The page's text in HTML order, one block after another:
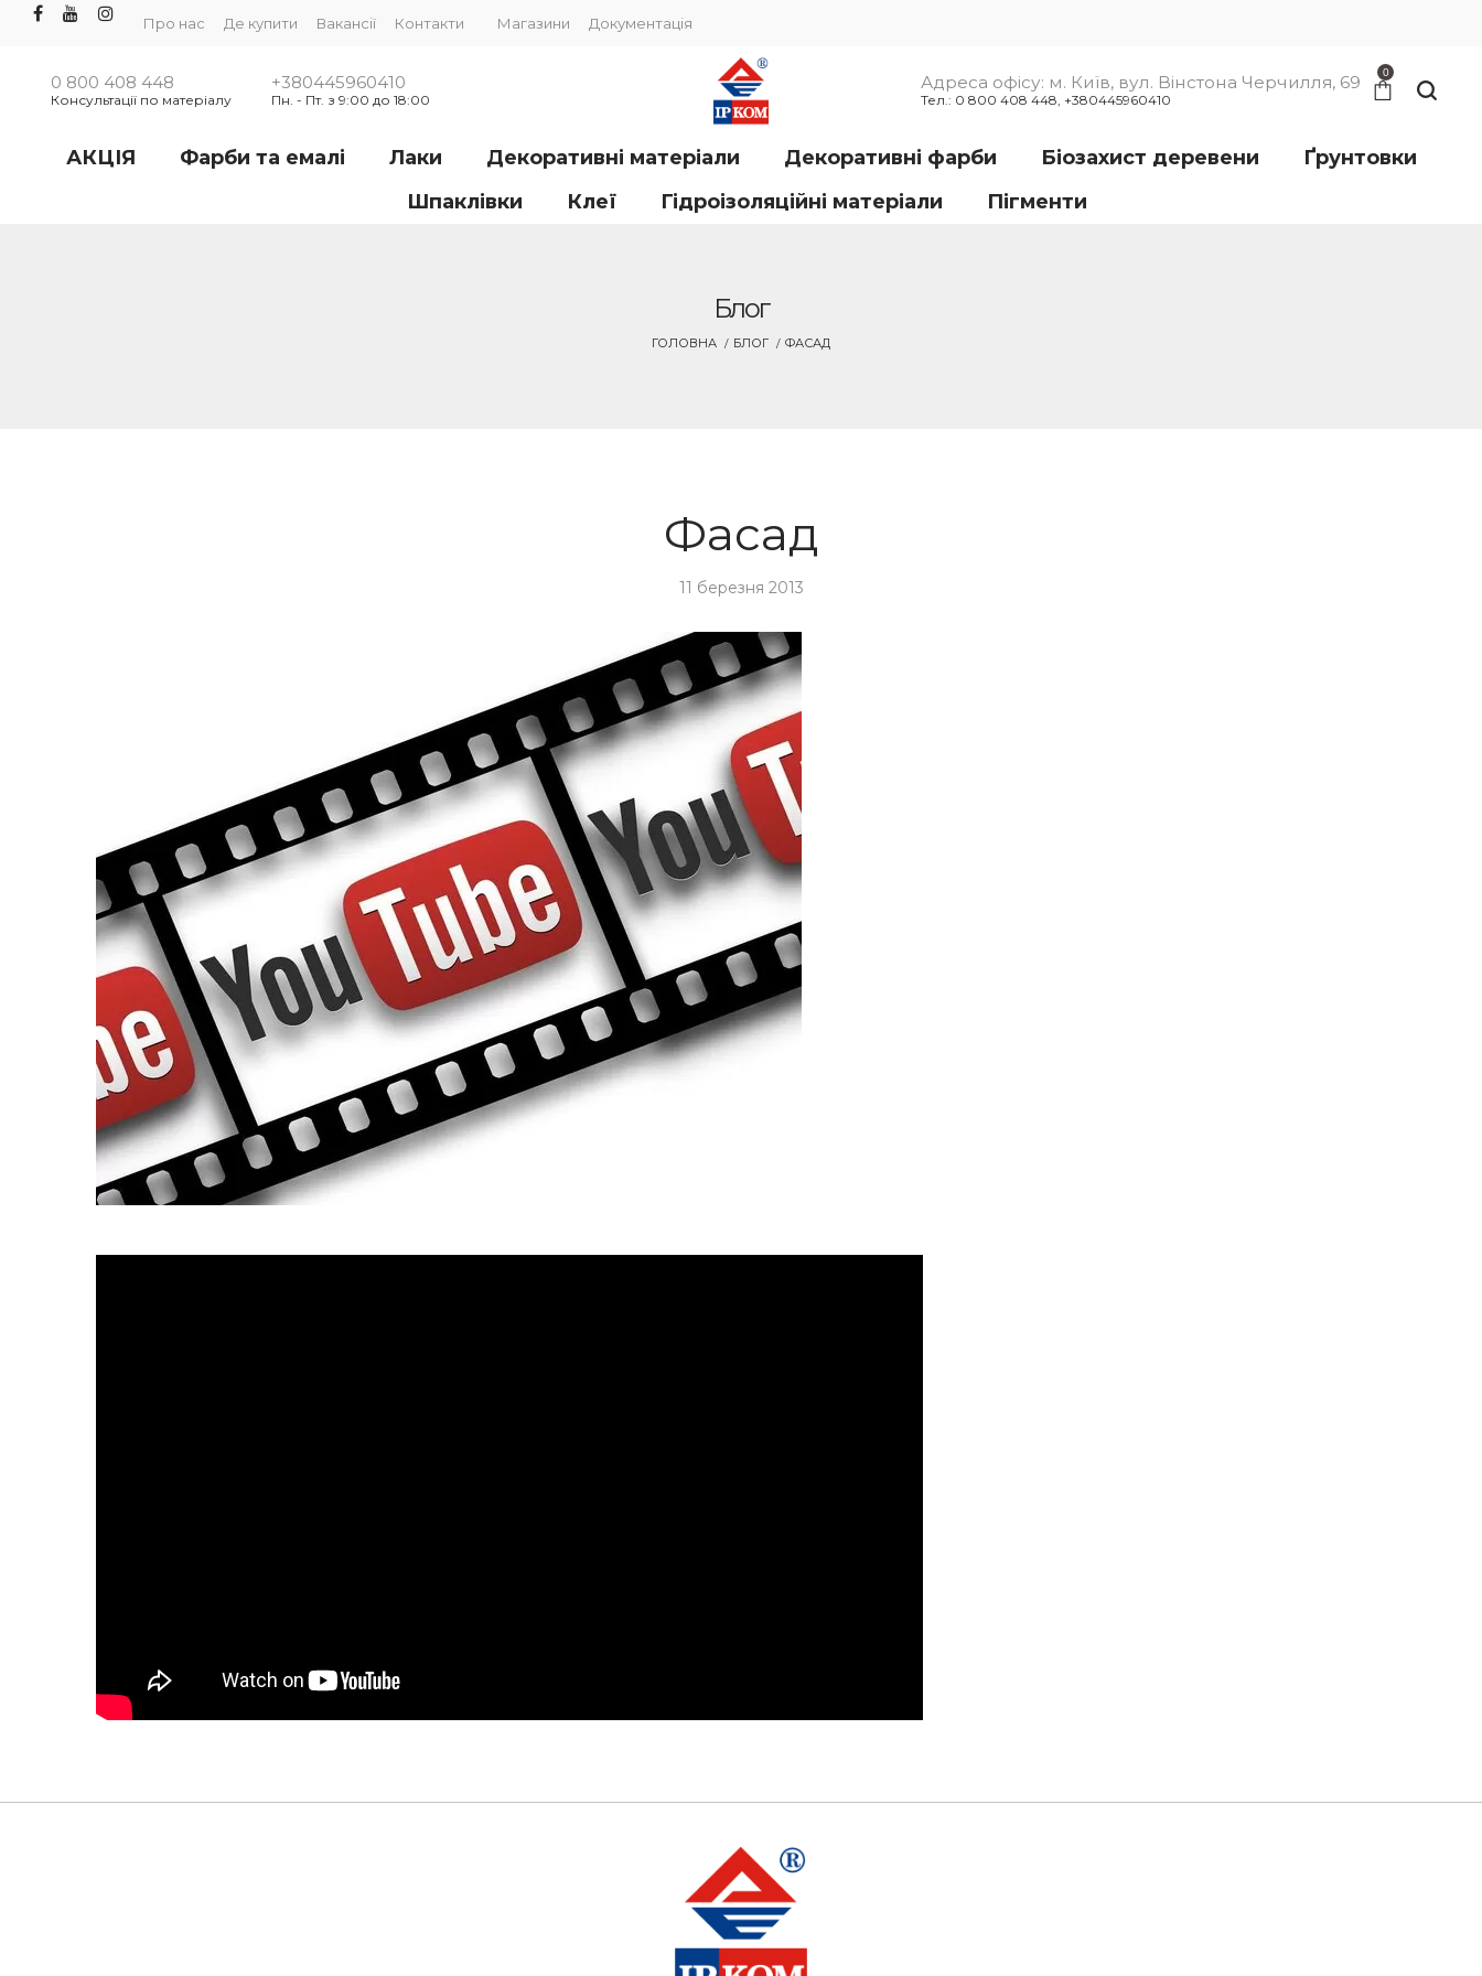
Про нас Де купити Вакансії Контакти Магазини Документація
0 800 408 448
Консультації по матеріалу
+380445960410
Пн. - Пт. з 9:00 до 18:00
Адреса офісу: м. Київ, вул. Вінстона Черчилля, 69
Тел.: 0 800 408 448, +380445960410
0
АКЦІЯ Фарби та емалі Лаки Декоративні матеріали Декоративні фарби Біозахист деревени
Ґрунтовки
Шпаклівки
Клеї Гідроізоляційні матеріали Пігменти
Блог
ГОЛОВНА БЛОГ ФАСАД
Фасад
11 березня 2013